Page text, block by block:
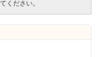
ください。